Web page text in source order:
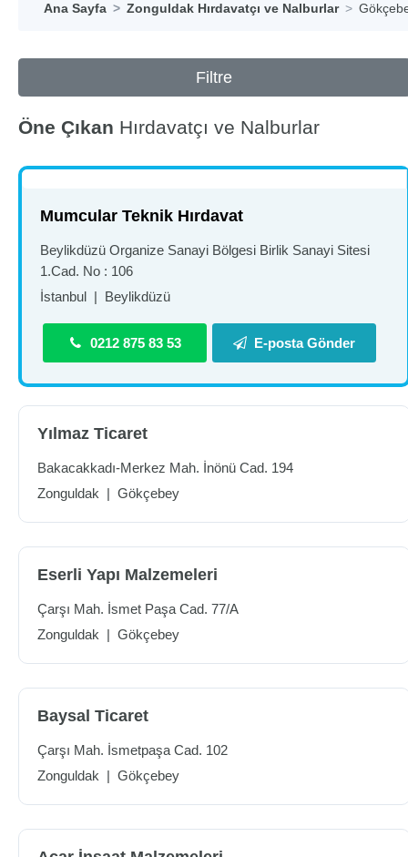
Ana Sayfa Zonguldak Hırdavatçı ve Nalburlar
Filtre
Öne Çıkan Hırdavatçı ve Nalburlar
Mumcular Teknik Hırdavat
Beylikdüzü Organize Sanayi Bölgesi Birlik Sanayi Sitesi
1.Cad. No : 106
İstanbul | Beylikdüzü
0212 875 83 53 E-posta Gönder
Yılmaz Ticaret
Bakacakkadı-Merkez Mah. İnönü Cad. 194
Zonguldak | Gökçebey
Eserli Yapı Malzemeleri
Çarşı Mah. İsmet Paşa Cad. 77/A
Zonguldak | Gökçebey
Baysal Ticaret
Çarşı Mah. İsmetpaşa Cad. 102
Zonguldak | Gökçebey